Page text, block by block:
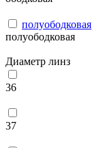
полуободковая
полуободковая
Диаметр линз
36
37